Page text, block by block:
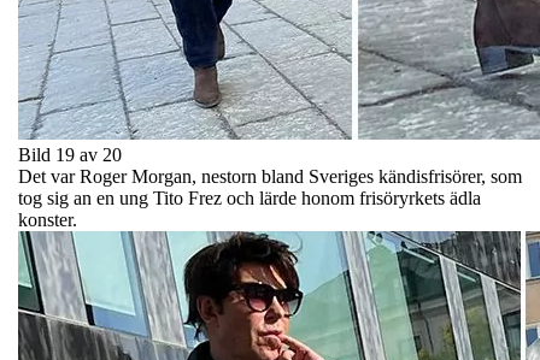
Bild 19 av 20
Det var Roger Morgan, nestorn bland Sveriges kändisfrisörer, som
tog sig an en ung Tito Frez och lärde honom frisöryrkets ädla
konster.